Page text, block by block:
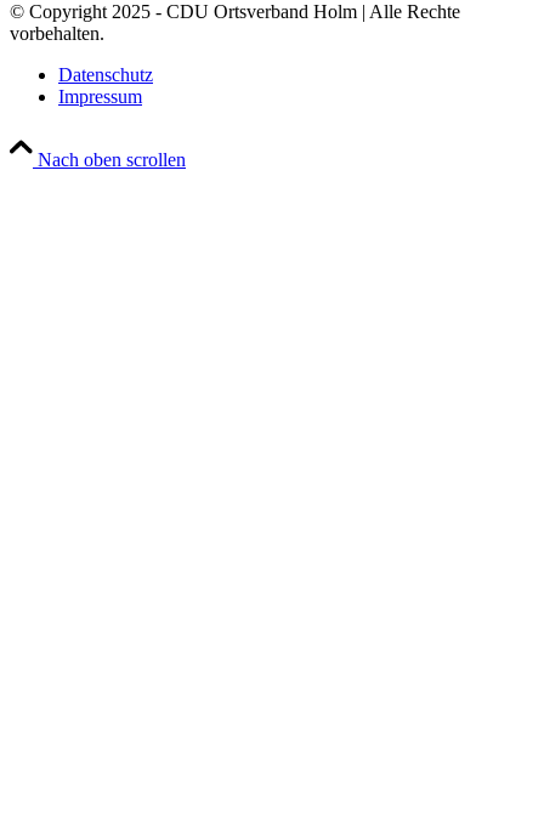
© Copyright 2025 - CDU Ortsverband Holm | Alle Rechte
vorbehalten.
Datenschutz
Impressum
Nach oben scrollen